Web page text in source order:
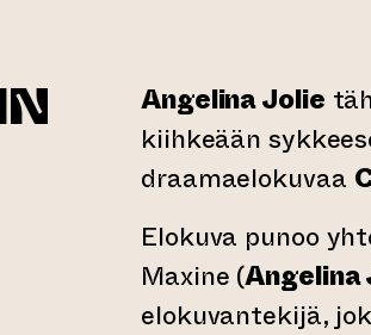
verkkopalveluun)
Angelina Jolie
kiihkeään
draamaelokuvaa
Elokuva punoo
Maxine (Angelina
elokuvantekijä,